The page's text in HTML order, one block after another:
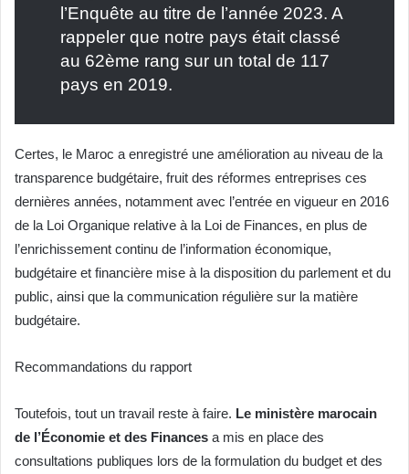
l’Enquête au titre de l’année 2023. A
rappeler que notre pays était classé
au 62ème rang sur un total de 117
pays en 2019.
Certes, le Maroc a enregistré une amélioration au niveau de la
transparence budgétaire, fruit des réformes entreprises ces
dernières années, notamment avec l’entrée en vigueur en 2016
de la Loi Organique relative à la Loi de Finances, en plus de
l’enrichissement continu de l’information économique,
budgétaire et financière mise à la disposition du parlement et du
public, ainsi que la communication régulière sur la matière
budgétaire.
Recommandations du rapport
Toutefois, tout un travail reste à faire. Le ministère marocain
de l’Économie et des Finances a mis en place des
consultations publiques lors de la formulation du budget et des